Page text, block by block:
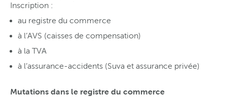
Inscription :
au registre du commerce
à l’AVS (caisses de compensation)
à la TVA
à l’assurance-accidents (Suva et assurance privée)
Mutations dans le registre du commerce